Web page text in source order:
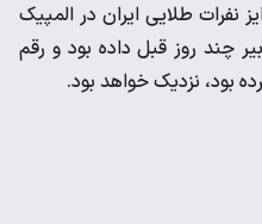
نفرات طلایی ایران در المپیک
چند روز قبل داده بود و رقم